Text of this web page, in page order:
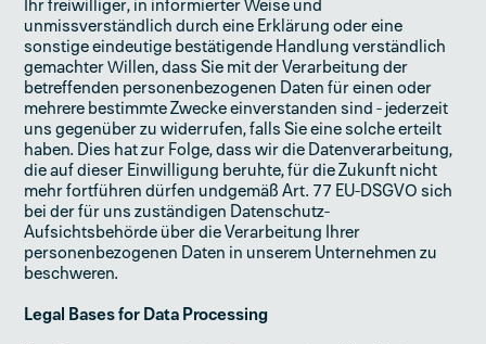
Ihr freiwilliger, in informierter Weise und
unmissverständlich durch eine Erklärung oder eine
sonstige eindeutige bestätigende Handlung verständlich
gemachter Willen, dass Sie mit der Verarbeitung der
betreffenden personenbezogenen Daten für einen oder
mehrere bestimmte Zwecke einverstanden sind - jederzeit
uns gegenüber zu widerrufen, falls Sie eine solche erteilt
haben. Dies hat zur Folge, dass wir die Datenverarbeitung,
die auf dieser Einwilligung beruhte, für die Zukunft nicht
mehr fortführen dürfen undgemäß Art. 77 EU-DSGVO sich
bei der für uns zuständigen Datenschutz-
Aufsichtsbehörde über die Verarbeitung Ihrer
personenbezogenen Daten in unserem Unternehmen zu
beschweren.
Legal Bases for Data Processing